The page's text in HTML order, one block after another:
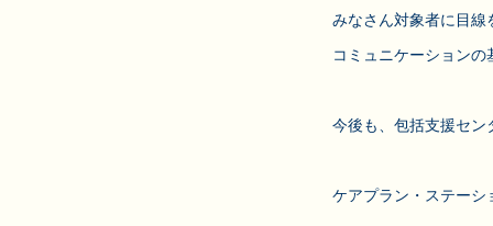
みなさん対象者に目線
コミュニケーション
今後も、包括支援セン
ケアプラン・ステーシ